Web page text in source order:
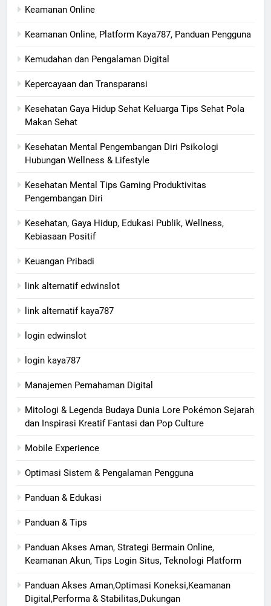
Keamanan Online
Keamanan Online, Platform Kaya787, Panduan Pengguna
Kemudahan dan Pengalaman Digital
Kepercayaan dan Transparansi
Kesehatan Gaya Hidup Sehat Keluarga Tips Sehat Pola
Makan Sehat
Kesehatan Mental Pengembangan Diri Psikologi
Hubungan Wellness & Lifestyle
Kesehatan Mental Tips Gaming Produktivitas
Pengembangan Diri
Kesehatan, Gaya Hidup, Edukasi Publik, Wellness,
Kebiasaan Positif
Keuangan Pribadi
link alternatif edwinslot
link alternatif kaya787
login edwinslot
login kaya787
Manajemen Pemahaman Digital
Mitologi & Legenda Budaya Dunia Lore Pokémon Sejarah
dan Inspirasi Kreatif Fantasi dan Pop Culture
Mobile Experience
Optimasi Sistem & Pengalaman Pengguna
Panduan & Edukasi
Panduan & Tips
Panduan Akses Aman, Strategi Bermain Online,
Keamanan Akun, Tips Login Situs, Teknologi Platform
Panduan Akses Aman,Optimasi Koneksi,Keamanan
Digital,Performa & Stabilitas,Dukungan